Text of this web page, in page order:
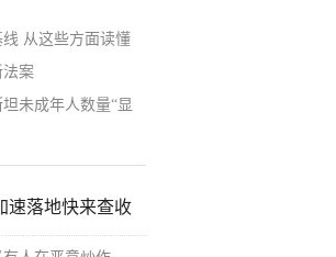
从这些方面读懂
法案
未成年人数量“显
速落地快来查收